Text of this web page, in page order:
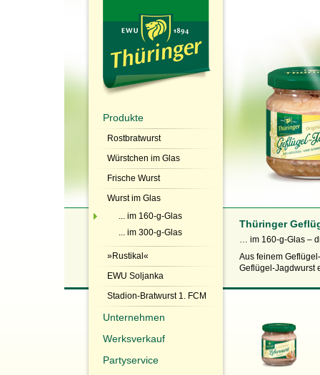
Produkte
Rostbratwurst
Würstchen im Glas
Frische Wurst
Wurst im Glas
... im 160-g-Glas
... im 300-g-Glas
»Rustikal«
EWU Soljanka
Stadion-Bratwurst 1. FCM
Unternehmen
Werksverkauf
Partyservice
Thüringer
… im 160-g-Glas –
Aus feinem
Geflügel-Jagdwurst